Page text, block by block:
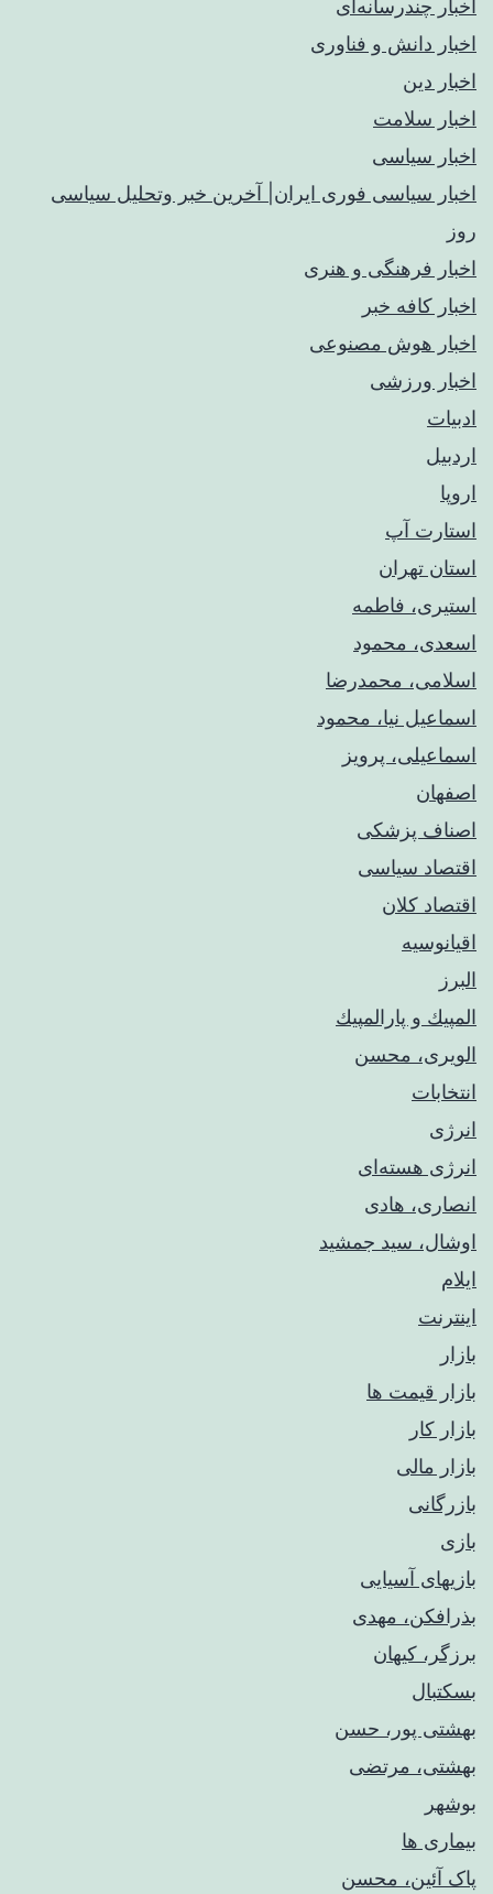
اخبار چندرسانه‌ای
اخبار دانش و فناوری
اخبار دین
اخبار سلامت
اخبار سیاسی
اخبار سیاسی فوری ایران| آخرین خبر وتحلیل سیاسی
روز
اخبار فرهنگی و هنری
اخبار کافه خبر
اخبار هوش مصنوعی
اخبار ورزشی
ادبیات
اردبیل
اروپا
استارت آپ
استان تهران
استیری، فاطمه
اسعدی، محمود
اسلامی، محمدرضا
اسماعیل نیا، محمود
اسماعیلی، پرویز
اصفهان
اصناف پزشکی
اقتصاد سیاسی
اقتصاد کلان
اقیانوسیه
البرز
المپيك و پارالمپيك
الویری، محسن
انتخابات
انرژی
انرژی هسته‌ای
انصاری، هادی
اوشال، سید جمشید
ایلام
اینترنت
بازار
بازار قیمت ها
بازار کار
بازار مالی
بازرگانی
بازی
بازیهای آسیایی
بذرافکن، مهدی
برزگر، کیهان
بسکتبال
بهشتی پور، حسن
بهشتی، مرتضی
بوشهر
بیماری ها
پاک آئین، محسن